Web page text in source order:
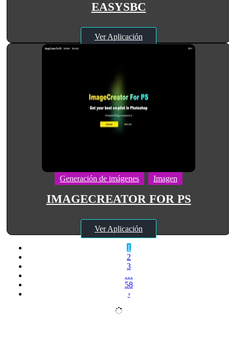
EASYSBC
Ver Aplicación
Generación de imágenes Imagen
IMAGECREATOR FOR PS
Ver Aplicación
1
2
3
…
58
›